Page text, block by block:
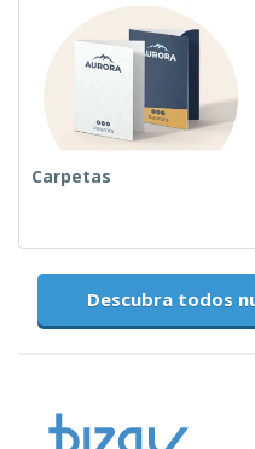
Carpetas
Descubra todos